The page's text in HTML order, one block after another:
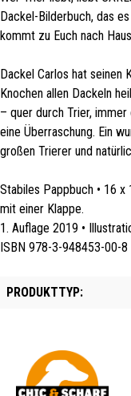
Dackel-Bilderbuch, das
kommt zu Euch nach
Dackel Carlos hat seinen
Knochen allen Dackeln
– quer durch Trier,
eine Überraschung. Ein
großen Trierer und
Stabiles Pappbuch • 16
mit einer Klappe.
1. Auflage 2019 •
ISBN 978-3-948453-00-8
PRODUKTTYP: